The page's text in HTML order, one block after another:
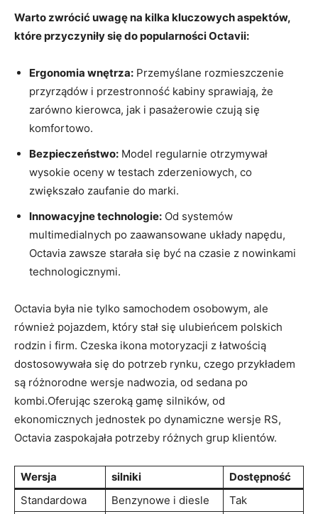
Warto zwrócić uwagę na kilka kluczowych aspektów,
które przyczyniły się do popularności‌ Octavii:
Ergonomia wnętrza: Przemyślane rozmieszczenie
przyrządów i przestronność kabiny sprawiają, że
zarówno kierowca, jak ​i pasażerowie czują się
komfortowo.
Bezpieczeństwo: Model regularnie otrzymywał
‌wysokie oceny w ‌testach zderzeniowych, co
⁣zwiększało zaufanie do marki.
Innowacyjne technologie: Od ‍systemów
multimedialnych po zaawansowane układy napędu,
Octavia zawsze starała się być ​na czasie z nowinkami
technologicznymi.
Octavia była nie tylko samochodem‌ osobowym, ⁢ale
również pojazdem, który stał się​ ulubieńcem polskich
rodzin i firm. Czeska ikona motoryzacji‍ z łatwością ​
dostosowywała się do⁤ potrzeb rynku, czego przykładem
są różnorodne wersje nadwozia, od sedana po
kombi.Oferując szeroką gamę silników, od
ekonomicznych jednostek po dynamiczne wersje‌ RS,
Octavia zaspokajała potrzeby ⁤różnych grup klientów.
Wersja silniki
Dostępność
Standardowa
Benzynowe i diesle
Tak